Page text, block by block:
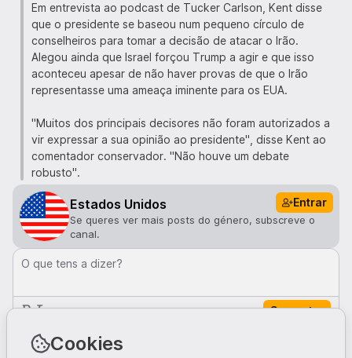
Em entrevista ao podcast de Tucker Carlson, Kent disse
que o presidente se baseou num pequeno círculo de
conselheiros para tomar a decisão de atacar o Irão.
Alegou ainda que Israel forçou Trump a agir e que isso
aconteceu apesar de não haver provas de que o Irão
representasse uma ameaça iminente para os EUA.
"Muitos dos principais decisores não foram autorizados a
vir expressar a sua opinião ao presidente", disse Kent ao
comentador conservador. "Não houve um debate
robusto".
Estados Unidos Entrar
Se queres ver mais posts do género, subscreve o
canal.
O que tens a dizer?
Comentar
Comentários · 0
Cookies